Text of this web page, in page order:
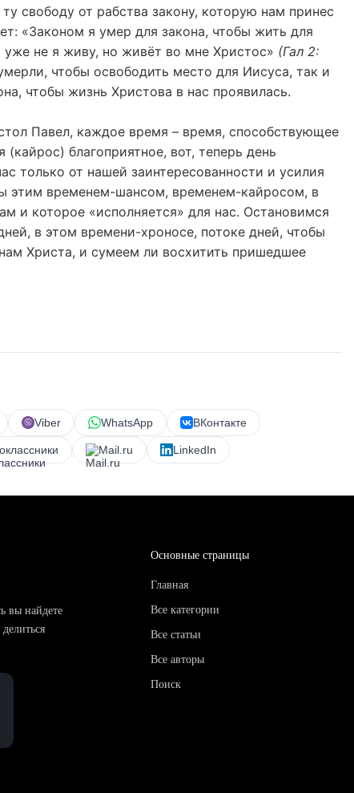
свободу от рабства закону, которую нам принес
«Законом я умер для закона, чтобы жить для
уже не я живу, но живёт во мне Христос» (Гал 2:
чтобы освободить место для Иисуса, так и
чтобы жизнь Христова в нас проявилась.
Павел, каждое время – время, способствующее
благоприятное, вот, теперь день
только от нашей заинтересованности и усилия
этим временем-шансом, временем-кайросом, в
и которое «исполняется» для нас. Остановимся
в этом времени-хроносе, потоке дней, чтобы
Христа, и сумеем ли восхитить пришедшее
Viber WhatsApp ВКонтакте
Mail.ru LinkedIn
вы найдете
Основные страницы
Главная
Все категории
Все статьи
Все авторы
Поиск